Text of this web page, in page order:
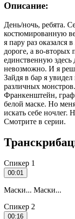
Описание:
День/ночь, ребята.
костюмированную
я пару раз
дороге, а во-вторых
единственную здесь
невозможно. И я
Зайдя в бар я
различных
Франкенштейн,
белой маске. Но
искать себе ночлег.
Смотрите в серии.
Спикер 1
00:01
Маски... Маски...
Спикер 2
00:16